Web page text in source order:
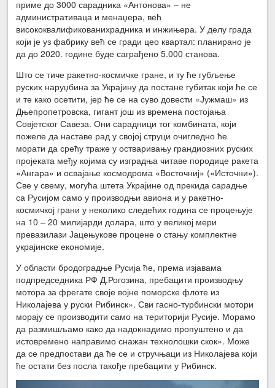
приме до 3000 сарадника «Антонова» – не
административаца и менаџера, већ
висококвалификованихрадника и инжињера. У делу града
који је уз фабрику већ се гради цео квартал: планирано је
да до 2020. године буде саграђено 5.000 станова.
Што се тиче ракетно-космичке гране, и ту ће губљење
руских наруџбина за Украјину да постане губитак који ће се
и те како осетити, јер ће се на суво довести «Јужмаш» из
Дњепропетровска, гигант још из времена постојања
Совјетског Савеза. Они сарадници тог комбината, који
пожеле да наставе рад у својој струци очигледно ће
морати да срећу траже у остваривању грандиозних руских
пројеката међу којима су изградња читаве породице ракета
«Ангара» и освајање космодрома «Восточниј» («Источни»).
Све у свему, могућа штета Украјине од прекида сарадње
са Русијом само у производњи авиона и у ракетно-
космичкој грани у неколико следећих година се процењује
на 10 – 20 милијарди долара, што у великој мери
превазилази Јацењукове процене о стању комплектне
украјинске економије.
У области бродоградње Русија ће, према изјавама
подпредседника РФ Д.Рогозина, пребацити производњу
мотора за фрегате своје војне поморске флоте из
Николајева у руски Рибинск». Сви гасно-турбински мотори
морају се производити само на територији Русије. Морамо
да размишљамо како да надокнадимо пропуштено и да
истовремено направимо снажан технолошки скок». Може
да се предпостави да ће се и стручњаци из Николајева који
ће остати без посла такође пребацити у Рибинск.